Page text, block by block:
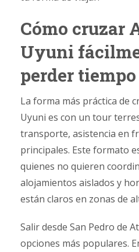
Cómo cruzar
Uyuni
perder tiempo
La forma más práctica de
Uyuni es con un tour
transporte, asistencia en
principales. Este formato
quienes no quieren
alojamientos aislados y
están claros en zonas de
Salir desde San Pedro de
opciones más populares.